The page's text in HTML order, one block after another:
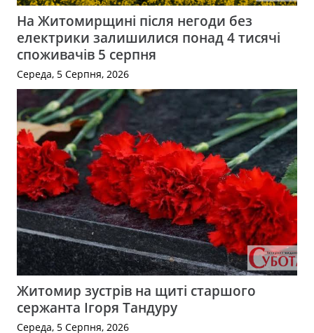
На Житомирщині після негоди без
електрики залишилися понад 4 тисячі
споживачів 5 серпня
Середа, 5 Серпня, 2026
Житомир зустрів на щиті старшого
сержанта Ігоря Тандуру
Середа, 5 Серпня, 2026